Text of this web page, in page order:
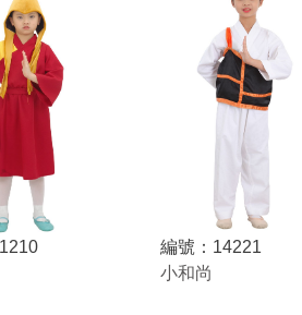
編號：14221
小和尚